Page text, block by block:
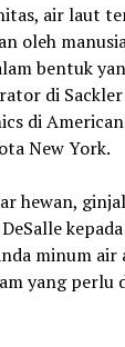
air laut
oleh
bentuk
di
di
New York.
hewan,
minum air
yang perlu